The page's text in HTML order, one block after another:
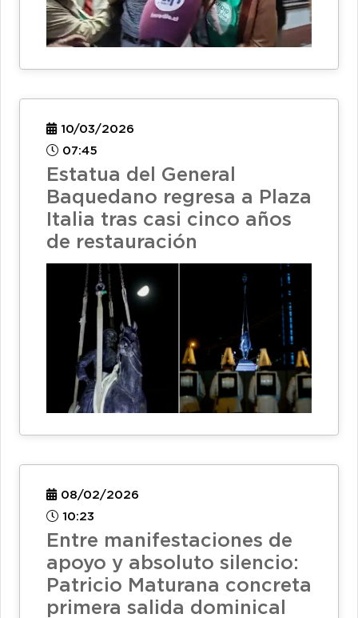
10/03/2026
07:45
Estatua del General
Baquedano regresa a Plaza
Italia tras casi cinco años
de restauración
08/02/2026
10:23
Entre manifestaciones de
apoyo y absoluto silencio:
Patricio Maturana concreta
primera salida dominical